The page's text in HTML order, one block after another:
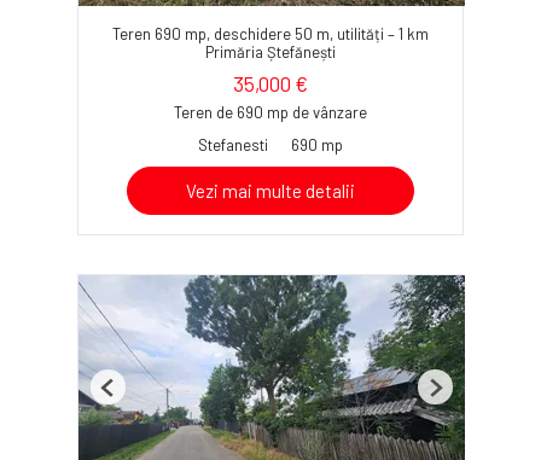
Teren 690 mp, deschidere 50 m, utilități – 1 km
Primăria Ștefănești
35,000 €
Teren de 690 mp de vânzare
Stefanesti
690 mp
Vezi mai multe detalii
Previous Next